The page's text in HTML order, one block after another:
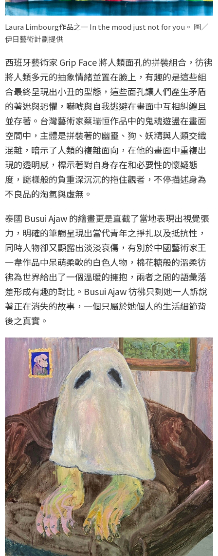
Laura Limbourg作品之一 In the mood just not for you。 圖／
伊日藝術計劃提供
西班牙藝術家 Grip Face 將人類面孔的拼裝組合，彷彿
將人類多元的抽象情緒並置在臉上，有趣的是這些組
合最終呈現出小丑的型態，這些面孔讓人們產生矛盾
的著迷與恐懼，嚇唬與自我逃避在畫面中互相糾纏且
並存著。台灣藝術家蔡瑞恒作品中的鬼魂遊盪在畫面
空間中，主體是拼裝著的幽靈、狗、妖精與人類交織
混雜，暗示了人類的複雜面向，在他的畫面中重複出
現的透明感，標示著對自身存在和必要性的懷疑態
度，謎樣般的負重深沉沉的拖住觀者，不停描述身為
不良品的淘氣與虛無。
泰國 Busui Ajaw 的繪畫更是直截了當地表現出視覺張
力，明確的筆觸呈現出當代青年之掙扎以及抵抗性，
同時人物卻又顯露出淡淡哀傷，有別於中國藝術家王
一韋作品中呆萌柔軟的白色人物，棉花糖般的溫柔彷
彿為世界給出了一個溫暖的擁抱，兩者之間的語彙落
差形成有趣的對比。Busui Ajaw 彷彿只剩她一人訴說
著正在消失的故事，一個只屬於她個人的生活細節背
後之真實。